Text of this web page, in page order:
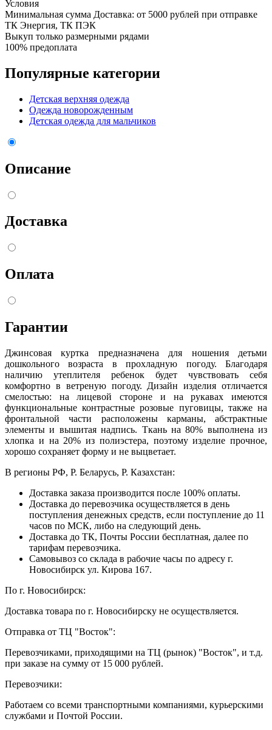
Условия
Минимальная сумма Доставка: от 5000 рублей при отправке
ТК Энергия, ТК ПЭК
Выкуп только размерными рядами
100% предоплата
Популярные категории
Детская верхняя одежда
Одежда новорожденным
Детская одежда для мальчиков
Описание
Доставка
Оплата
Гарантии
Джинсовая куртка предназначена для ношения детьми
дошкольного возраста в прохладную погоду. Благодаря
наличию утеплителя ребенок будет чувствовать себя
комфортно в ветреную погоду. Дизайн изделия отличается
смелостью: на лицевой стороне и на рукавах имеются
функциональные контрастные розовые пуговицы, также на
фронтальной части расположены карманы, абстрактные
элементы и вышитая надпись. Ткань на 80% выполнена из
хлопка и на 20% из полиэстера, поэтому изделие прочное,
хорошо сохраняет форму и не выцветает.
В регионы РФ, Р. Беларусь, Р. Казахстан:
Доставка заказа производится после 100% оплаты.
Доставка до перевозчика осуществляется в день
поступления денежных средств, если поступление до 11
часов по МСК, либо на следующий день.
Доставка до ТК, Почты России бесплатная, далее по
тарифам перевозчика.
Самовывоз со склада в рабочие часы по адресу г.
Новосибирск ул. Кирова 167.
По г. Новосибирск:
Доставка товара по г. Новосибирску не осуществляется.
Отправка от ТЦ "Восток":
Перевозчиками, приходящими на ТЦ (рынок) "Восток", и т.д.
при заказе на сумму от 15 000 рублей.
Перевозчики:
Работаем со всеми транспортными компаниями, курьерскими
службами и Почтой России.